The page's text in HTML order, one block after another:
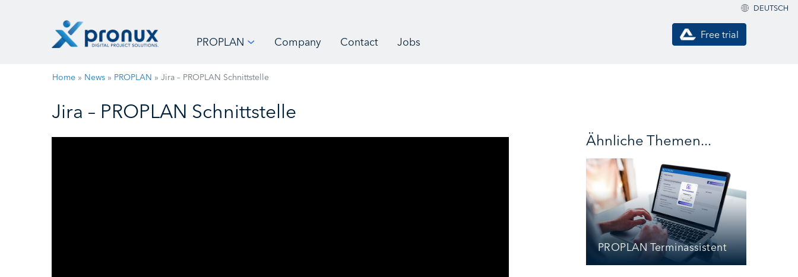
DEUTSCH
PROPLAN Company Contact Jobs
Free trial
Home » News » PROPLAN » Jira – PROPLAN Schnittstelle
Jira – PROPLAN Schnittstelle
Ähnliche Themen...
PROPLAN Terminassistent